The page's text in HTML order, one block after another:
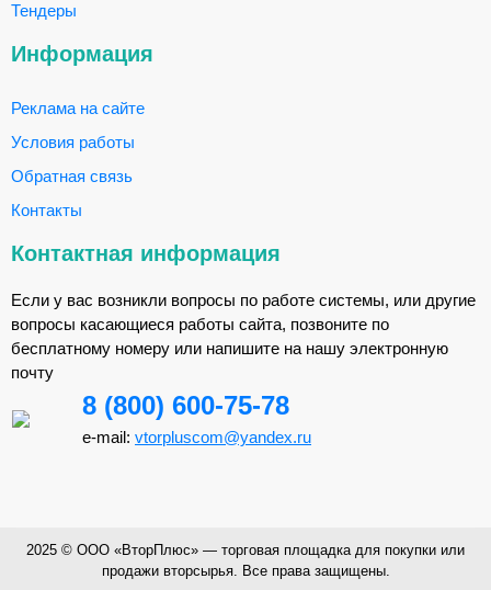
Тендеры
Информация
Реклама на сайте
Условия работы
Обратная связь
Контакты
Контактная информация
Если у вас возникли вопросы по работе системы, или другие
вопросы касающиеся работы сайта, позвоните по
бесплатному номеру или напишите на нашу электронную
почту
8 (800) 600-75-78
e-mail: vtorpluscom@yandex.ru
2025 © ООО «ВторПлюс» — торговая площадка для покупки или
продажи вторсырья. Все права защищены.